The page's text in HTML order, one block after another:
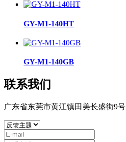
GY-M1-140HT
GY-M1-140GB
联系我们
广东省东莞市黄江镇田美长盛街9号